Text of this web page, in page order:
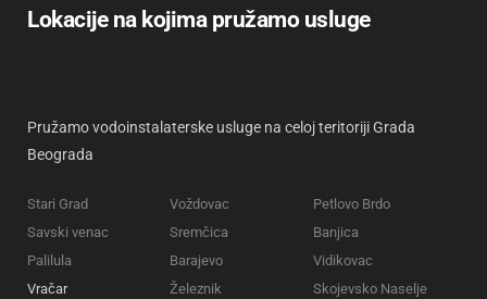
Lokacije na kojima pružamo usluge
Pružamo vodoinstalaterske usluge na celoj teritoriji Grada
Beograda
Stari Grad
Savski venac
Palilula
Vračar
Voždovac
Sremčica
Barajevo
Železnik
Petlovo Brdo
Banjica
Vidikovac
Skojevsko Naselje